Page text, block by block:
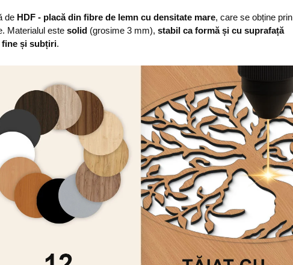
de HDF - placă din fibre de lemn cu densitate mare, care se obține prin
Materialul este solid (grosime 3 mm), stabil ca formă și cu suprafață
fine și subțiri.